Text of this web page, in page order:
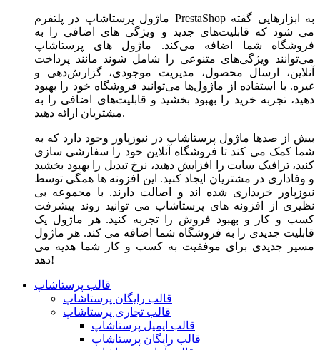
ماژول‌ پرستاشاپ در پلتفرم PrestaShop به ابزارهایی گفته
می شود که قابلیت‌های جدید و ویژگی های اضافی را به
فروشگاه شما اضافه می‌کند. ماژول های پرستاشاپ
می‌توانند ویژگی‌های متنوعی را شامل شوند مانند پرداخت
آنلاین، ارسال محصول، مدیریت موجودی، گزارش‌دهی و
غیره. با استفاده از ماژول‌ها می‌توانید فروشگاه خود را بهبود
دهید، تجربه خرید را بهبود بخشید و قابلیت‌های اضافی را به
مشتریان ارائه دهید.
بیش از صدها ماژول پرستاشاپ در نیوزپاور وجود دارد که به
شما کمک می کند تا فروشگاه آنلاین خود را سفارشی سازی
کنید، ترافیک سایت را افزایش دهید، نرخ تبدیل را بهبود بخشید
و وفاداری در مشتریان ایجاد کنید. این افزونه ها همگی توسط
نیوزپاور خریداری شده اند و اصالت دارند. با مجموعه بی
نظیری از افزونه های پرستاشاپ می توانید روند پیشرفت
کسب و کار و بهبود فروش را تجربه کنید. هر ماژول یک
قابلیت جدیدی را به فروشگاه شما اضافه می کند. هر ماژول
مسیر جدیدی برای موفقیت به کسب و کار شما هدیه می
دهد!
قالب پرستاشاپ
قالب رایگان پرستاشاپ
قالب تجاری پرستاشاپ
قالب ایمیل پرستاشاپ
قالب رایگان پرستاشاپ